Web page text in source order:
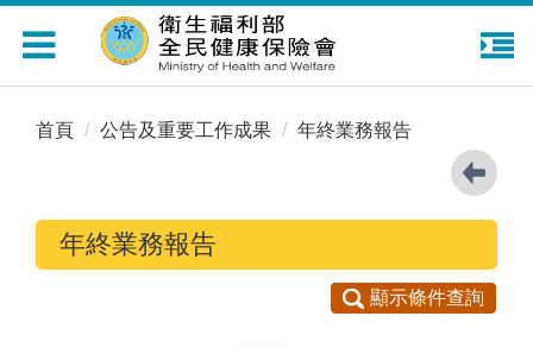
Toggle
navigation
首頁 公告及重要工作成果 年終業務報告
年終業務報告
顯示條件查詢